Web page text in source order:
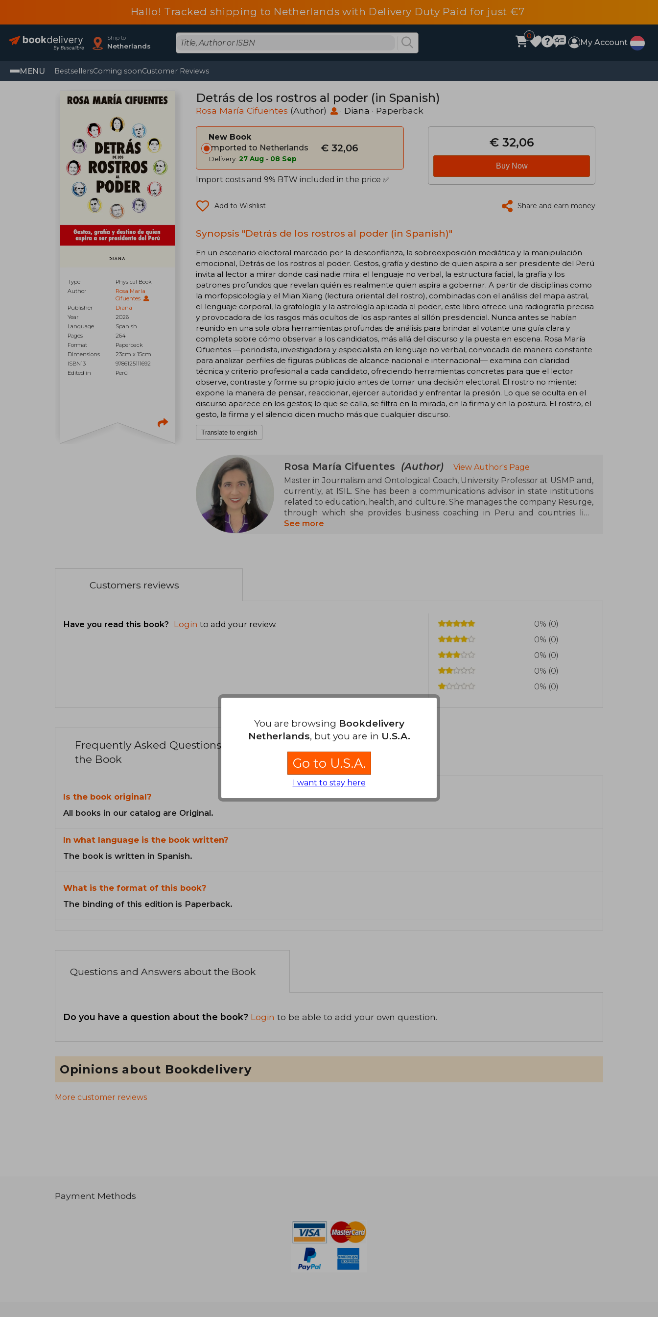
Hallo! Tracked shipping to Netherlands with Delivery Duty Paid for just €7
Ship to
Netherlands
0
My Account
MENU BestsellersComing soonCustomer Reviews
Type
Physical Book
Author
Rosa María
Cifuentes
Publisher
Diana
Year
2026
Language
Spanish
Pages
264
Format
Paperback
Dimensions
23cm x 15cm
ISBN13
9786125111692
Edited in
Perú
Detrás de los rostros al poder (in Spanish)
Rosa María Cifuentes (Author) · Diana · Paperback
New Book
Imported to Netherlands
Delivery: 27 Aug - 08 Sep
€ 32,06
Import costs and 9% BTW included in the price ✅
€ 32,06
Buy Now
Add to Wishlist Share and earn money
Synopsis "Detrás de los rostros al poder (in Spanish)"
En un escenario electoral marcado por la desconfianza, la sobreexposición mediática y la manipulación
emocional, Detrás de los rostros al poder. Gestos, grafía y destino de quien aspira a ser presidente del Perú
invita al lector a mirar donde casi nadie mira: el lenguaje no verbal, la estructura facial, la grafía y los
patrones profundos que revelan quién es realmente quien aspira a gobernar. A partir de disciplinas como
la morfopsicología y el Mian Xiang (lectura oriental del rostro), combinadas con el análisis del mapa astral,
el lenguaje corporal, la grafología y la astrología aplicada al poder, este libro ofrece una radiografía precisa
y provocadora de los rasgos más ocultos de los aspirantes al sillón presidencial. Nunca antes se habían
reunido en una sola obra herramientas profundas de análisis para brindar al votante una guía clara y
completa sobre cómo observar a los candidatos, más allá del discurso y la puesta en escena. Rosa María
Cifuentes —periodista, investigadora y especialista en lenguaje no verbal, convocada de manera constante
para analizar perfiles de figuras públicas de alcance nacional e internacional— examina con claridad
técnica y criterio profesional a cada candidato, ofreciendo herramientas concretas para que el lector
observe, contraste y forme su propio juicio antes de tomar una decisión electoral. El rostro no miente:
expone la manera de pensar, reaccionar, ejercer autoridad y enfrentar la presión. Lo que se oculta en el
discurso aparece en los gestos; lo que se calla, se filtra en la mirada, en la firma y en la postura. El rostro, el
gesto, la firma y el silencio dicen mucho más que cualquier discurso.
Translate to english
Rosa María Cifuentes (Author)
View Author's Page
Master in Journalism and Ontological Coach, University Professor at USMP and,
currently, at ISIL. She has been a communications advisor in state institutions
related to education, health, and culture. She manages the company Resurge,
through which she provides business coaching in Peru and countries like
Colombia, Chile, Bolivia, and Uruguay. As a therapeutic coach, she conducts
See more
Customers reviews
Have you read this book? Login to add your review.
0% (0)
0% (0)
0% (0)
0% (0)
0% (0)
Frequently Asked Questions about
the Book
Is the book original?
All books in our catalog are Original.
In what language is the book written?
The book is written in Spanish.
What is the format of this book?
The binding of this edition is Paperback.
Questions and Answers about the Book
Do you have a question about the book? Login to be able to add your own question.
Opinions about Bookdelivery
More customer reviews
Payment Methods
You are browsing Bookdelivery
Netherlands, but you are in U.S.A.
Go to U.S.A.
I want to stay here